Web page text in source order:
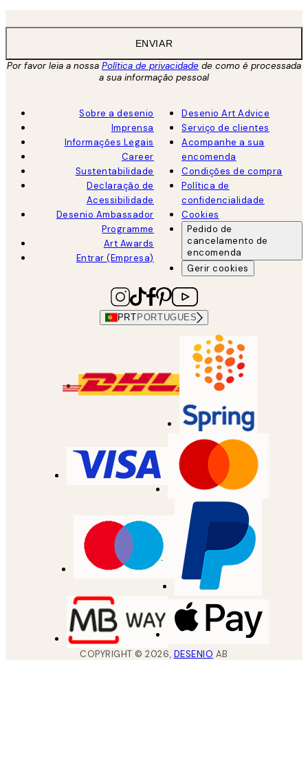
ENVIAR
Por favor leia a nossa Política de privacidade de como é processada
a sua informação pessoal
Sobre a desenio
Imprensa
Informações Legais
Career
Sustentabilidade
Declaração de
Acessibilidade
Desenio Ambassador
Programme
Art Awards
Entrar (Empresa)
Desenio Art Advice
Serviço de clientes
Acompanhe a sua
encomenda
Condições de compra
Política de
confidencialidade
Cookies
Pedido de
cancelamento de
encomenda
Gerir cookies
PRT PORTUGUES
COPYRIGHT ©2026, DESENIO AB